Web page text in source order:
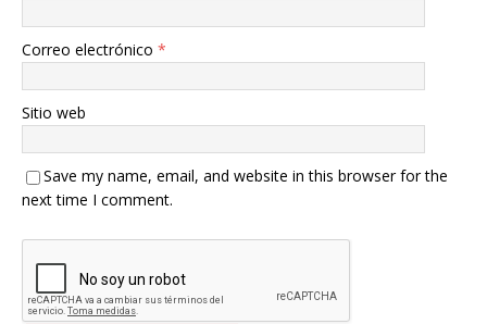
Correo electrónico *
Sitio web
Save my name, email, and website in this browser for the
next time I comment.